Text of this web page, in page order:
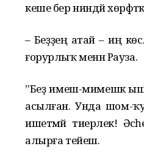
кеше бер ниндәй
– Беҙҙең атай – иң
ғорурлыҡ менән Рауза.
”Беҙ имеш-мимешкә
асылған. Унда шом-
ишетмәй тиерлек!
алырға тейеш.